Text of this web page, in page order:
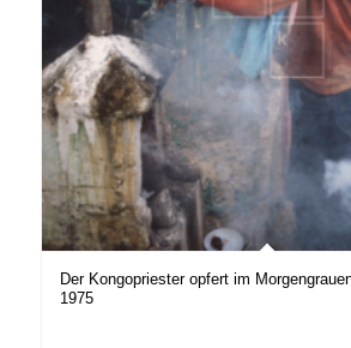
Der Kongopriester opfert im
1975